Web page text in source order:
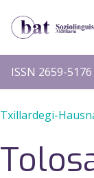
ISSN 2659-
Txillardegi-